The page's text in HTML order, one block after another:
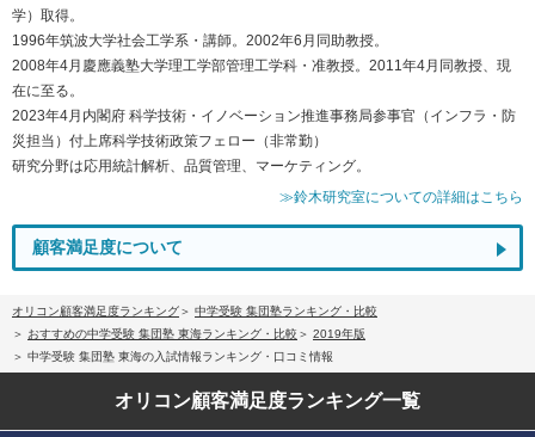
学）取得。
1996年筑波大学社会工学系・講師。2002年6月同助教授。
2008年4月慶應義塾大学理工学部管理工学科・准教授。2011年4月同教授、現
在に至る。
2023年4月内閣府 科学技術・イノベーション推進事務局参事官（インフラ・防
災担当）付上席科学技術政策フェロー（非常勤）
研究分野は応用統計解析、品質管理、マーケティング。
≫鈴木研究室についての詳細はこちら
顧客満足度について
オリコン顧客満足度ランキング
中学受験 集団塾ランキング・比較
おすすめの中学受験 集団塾 東海ランキング・比較
2019年版
中学受験 集団塾 東海の入試情報ランキング・口コミ情報
オリコン顧客満足度ランキング一覧